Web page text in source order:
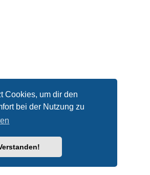
Cookies, um dir den
bei der Nutzung zu